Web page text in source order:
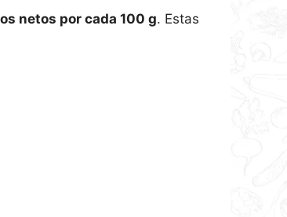
netos por cada 100 g. Estas